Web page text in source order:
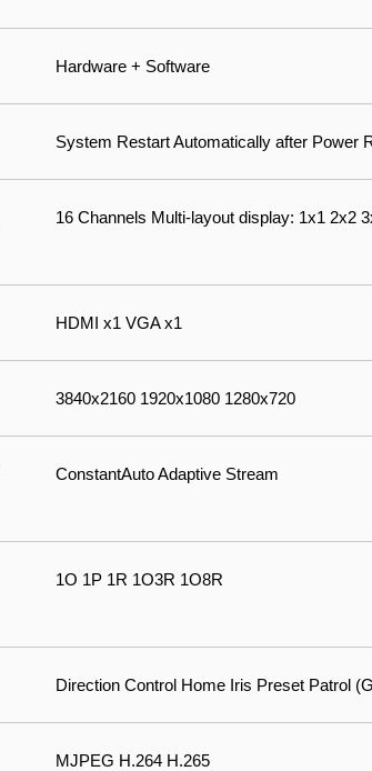
Hardware + Software
System Restart Automatically after Power
16 Channels Multi-layout display: 1x1 2x2
HDMI x1 VGA x1
3840x2160 1920x1080 1280x720
ConstantAuto Adaptive Stream
1O 1P 1R 1O3R 1O8R
Direction Control Home Iris Preset Patrol
MJPEG H.264 H.265